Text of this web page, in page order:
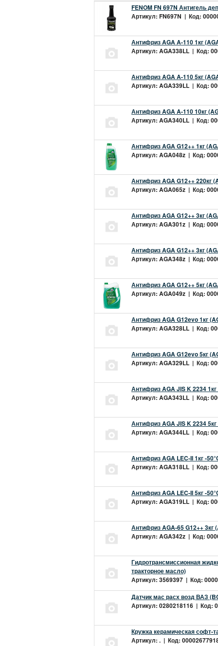
FENOM FN 697N Антигель
Артикул: FN697N | Код:
Антифриз AGA A-110 1кг
Артикул: AGA338LL | Код:
Антифриз AGA A-110 5кг
Артикул: AGA339LL | Код:
Антифриз AGA A-110 10кг
Артикул: AGA340LL | Код:
Антифриз AGA G12++ 1кг
Артикул: AGA048z | Код:
Антифриз AGA G12++ 220кг
Артикул: AGA065z | Код:
Антифриз AGA G12++ 3кг
Артикул: AGA301z | Код:
Антифриз AGA G12++ 3кг
Артикул: AGA348z | Код:
Антифриз AGA G12++ 5кг
Артикул: AGA049z | Код:
Антифриз AGA G12evo 1кг
Артикул: AGA328LL | Код:
Антифриз AGA G12evo 5кг
Артикул: AGA329LL | Код:
Антифриз AGA JIS K 2234
Артикул: AGA343LL | Код:
Антифриз AGA JIS K 2234
Артикул: AGA344LL | Код:
Антифриз AGA LEC-II 1кг -
Артикул: AGA318LL | Код:
Антифриз AGA LEC-II 5кг -
Артикул: AGA319LL | Код:
Антифриз AGA-65 G12++ 3кг
Артикул: AGA342z | Код:
Гидротрансмиссионная
тракторное масло)
Артикул: 3569397 | Код:
Датчик мас расх возд ВАЗ
Артикул: 0280218116 | Код:
Кружка керамическая софт-
Артикул: . | Код: